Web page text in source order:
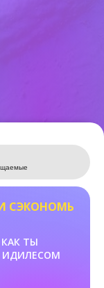
Leaflet
СЭКОНОМЬ
ТЫ
ИДИЛЕСОМ